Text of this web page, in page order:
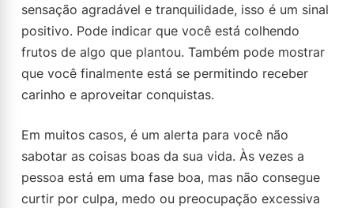
sensação agradável e tranquilidade, isso é um sinal
positivo. Pode indicar que você está colhendo
frutos de algo que plantou. Também pode mostrar
que você finalmente está se permitindo receber
carinho e aproveitar conquistas.
Em muitos casos, é um alerta para você não
sabotar as coisas boas da sua vida. Às vezes a
pessoa está em uma fase boa, mas não consegue
curtir por culpa, medo ou preocupação excessiva